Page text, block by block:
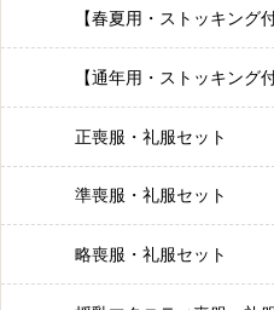
【春夏用・ストッキング
【通年用・ストッキング
正喪服・礼服セット
準喪服・礼服セット
略喪服・礼服セット